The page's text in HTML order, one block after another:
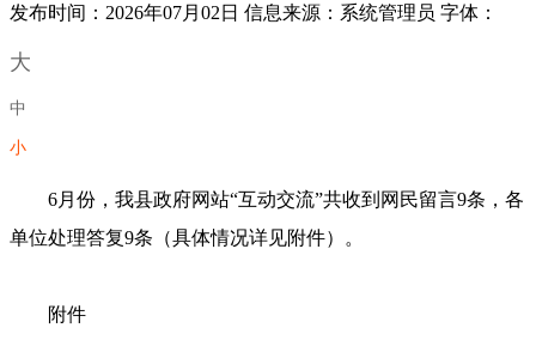
发布时间：2026年07月02日 信息来源：系统管理员 字体：
大
中
小
6月份，我县政府网站“互动交流”共收到网民留言9条，各
单位处理答复9条（具体情况详见附件）。
附件